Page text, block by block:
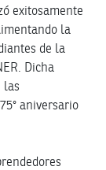
exitosamente
la
de la
Dicha
las
aniversario